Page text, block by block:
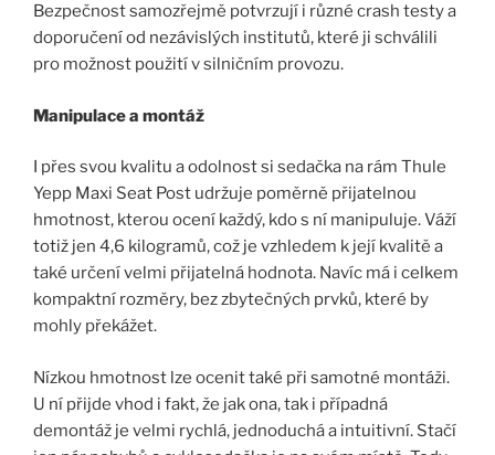
Bezpečnost samozřejmě potvrzují i různé crash testy a
doporučení od nezávislých institutů, které ji schválili
pro možnost použití v silničním provozu.
Manipulace a montáž
I přes svou kvalitu a odolnost si sedačka na rám Thule
Yepp Maxi Seat Post udržuje poměrně přijatelnou
hmotnost, kterou ocení každý, kdo s ní manipuluje. Váží
totiž jen 4,6 kilogramů, což je vzhledem k její kvalitě a
také určení velmi přijatelná hodnota. Navíc má i celkem
kompaktní rozměry, bez zbytečných prvků, které by
mohly překážet.
Nízkou hmotnost lze ocenit také při samotné montáži.
U ní přijde vhod i fakt, že jak ona, tak i případná
demontáž je velmi rychlá, jednoduchá a intuitivní. Stačí